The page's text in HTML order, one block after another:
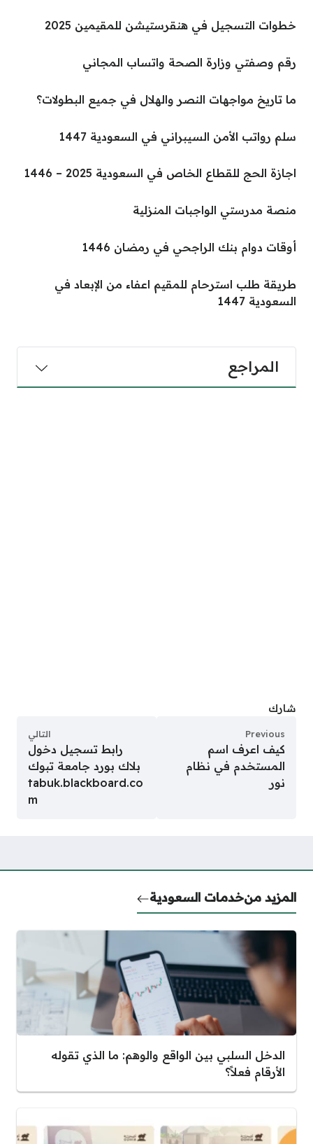
خطوات التسجيل في هنقرستيشن للمقيمين 2025
رقم وصفتي وزارة الصحة واتساب المجاني
ما تاريخ مواجهات النصر والهلال في جميع البطولات؟
سلم رواتب الأمن السيبراني في السعودية 1447
اجازة الحج للقطاع الخاص في السعودية 2025 – 1446
منصة مدرستي الواجبات المنزلية
أوقات دوام بنك الراجحي في رمضان 1446
طريقة طلب استرحام للمقيم اعفاء من الإبعاد في
السعودية 1447
المراجع
شارك
Previous
كيف اعرف اسم
المستخدم في نظام
نور
التالي
رابط تسجيل دخول
بلاك بورد جامعة تبوك
tabuk.blackboard.co
m
المزيد منخدمات السعودية
الدخل السلبي بين الواقع والوهم: ما الذي تقوله
الأرقام فعلاً؟